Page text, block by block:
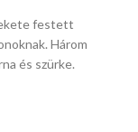
festett
Három
és szürke.